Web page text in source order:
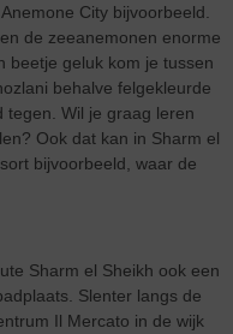
City bijvoorbeeld.
de zeeanemonen enorme
beetje geluk kom je tussen
behalve felgekleurde
tegen. Wil je graag leren
Ook dat kan in Sharm el
bijvoorbeeld, waar de
Sharm el Sheikh ook een
Slenter langs de
Il Mercato in de wijk